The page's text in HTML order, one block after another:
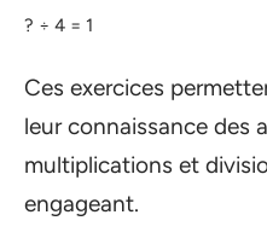
? ÷ 4 = 1
Ces exercices
leur connaissance des
multiplications et
engageant.